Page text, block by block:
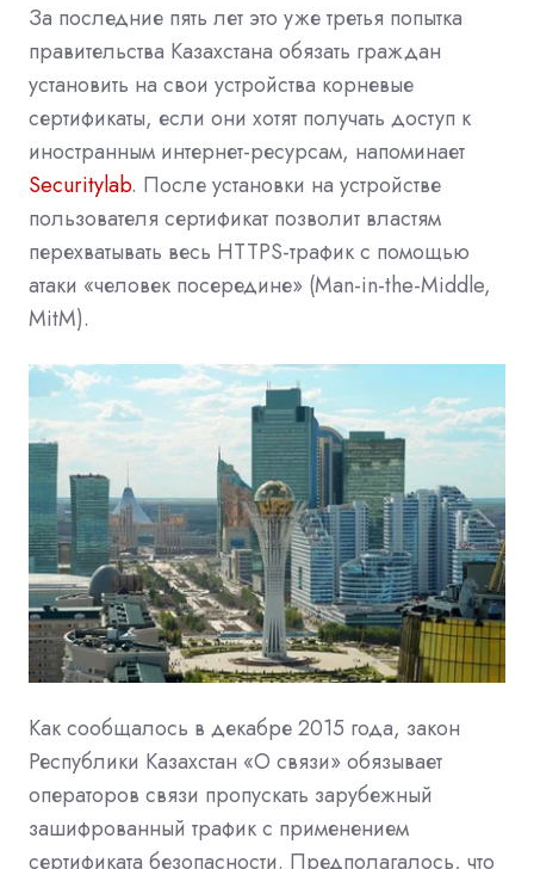
За последние пять лет это уже третья попытка
правительства Казахстана обязать граждан
установить на свои устройства корневые
сертификаты, если они хотят получать доступ к
иностранным интернет-ресурсам, напоминает
Securitylab. После установки на устройстве
пользователя сертификат позволит властям
перехватывать весь HTTPS-трафик с помощью
атаки «человек посередине» (Man-in-the-Middle,
MitM).
Как сообщалось в декабре 2015 года, закон
Республики Казахстан «О связи» обязывает
операторов связи пропускать зарубежный
зашифрованный трафик с применением
сертификата безопасности. Предполагалось, что